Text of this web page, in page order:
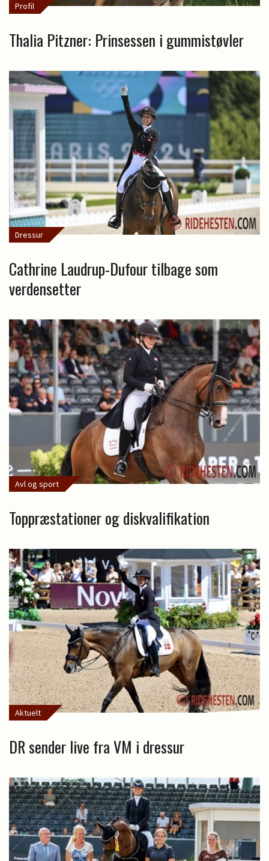
Profil
Thalia Pitzner: Prinsessen i gummistøvler
Dressur
Cathrine Laudrup-Dufour tilbage som
verdensetter
Avl og sport
Toppræstationer og diskvalifikation
Aktuelt
DR sender live fra VM i dressur